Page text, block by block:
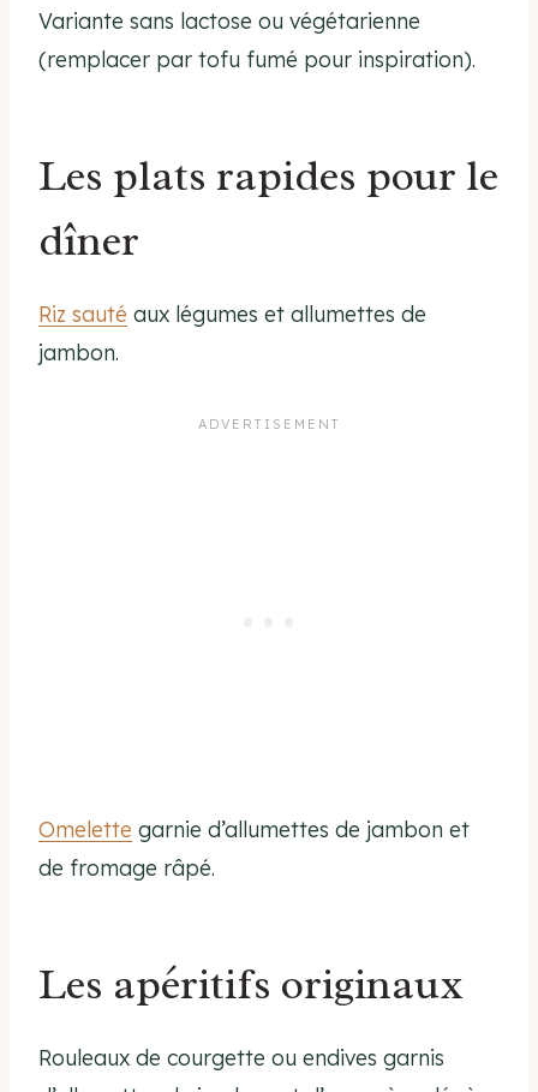
Variante sans lactose ou végétarienne
(remplacer par tofu fumé pour inspiration).
Les plats rapides pour le
dîner
Riz sauté aux légumes et allumettes de
jambon.
Omelette garnie d’allumettes de jambon et
de fromage râpé.
Les apéritifs originaux
Rouleaux de courgette ou endives garnis